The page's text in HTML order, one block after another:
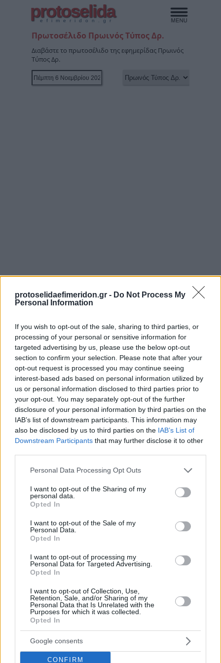
protoselidaefimeridon.gr - Do Not Process My
Personal Information
If you wish to opt-out of the sale, sharing to third parties, or
processing of your personal or sensitive information for
targeted advertising by us, please use the below opt-out
section to confirm your selection. Please note that after your
opt-out request is processed you may continue seeing
interest-based ads based on personal information utilized by
us or personal information disclosed to third parties prior to
your opt-out. You may separately opt-out of the further
disclosure of your personal information by third parties on the
IAB’s list of downstream participants. This information may
also be disclosed by us to third parties on the IAB’s List of
Downstream Participants that may further disclose it to other
Please note that this website/app uses one or more Google
not limited to your visit or usage behaviour. You may click to
grant or deny consent to Google and its third-party tags to
use your data for below specified purposes in below Google
consent section.
Personal Data Processing Opt Outs
I want to opt-out of the Sharing of my
personal data.
Opted In
I want to opt-out of the Sale of my
Personal Data.
Opted In
I want to opt-out of processing my
Personal Data for Targeted Advertising.
Opted In
I want to opt-out of Collection, Use,
Retention, Sale, and/or Sharing of my
Personal Data that Is Unrelated with the
Purposes for which it was collected.
Opted In
Google consents
CONFIRM
protoselida
efimeridon.gr
Πρωτοσέλιδο Πρωινός Τύπος Δρ.
Διαβάστε το πρωτοσέλιδο της εφημερίδας Πρωινός
Τύπος Δρ.
Προηγούμενη
Νέα Εγνατία
Επόμενη
Χρονικά Δράμας
Κοινοποιήστε
Προηγούμενη
Νέα Εγνατία
Επόμενη